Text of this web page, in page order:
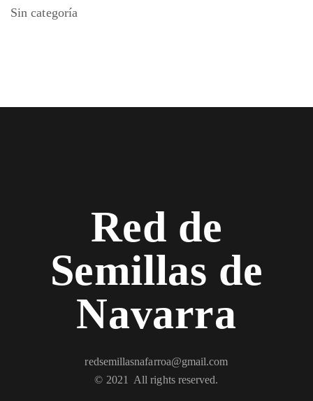
Sin categoría
Red de
Semillas de
Navarra
redsemillasnafarroa@gmail.com
© 2021 All rights reserved.